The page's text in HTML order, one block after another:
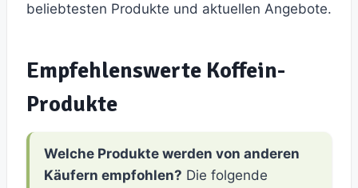
beliebtesten Produkte und aktuellen Angebote.
Empfehlenswerte Koffein-
Produkte
Welche Produkte werden von anderen
Käufern empfohlen? Die folgende